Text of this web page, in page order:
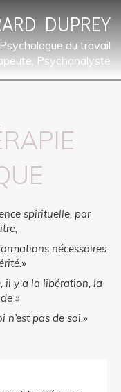
DUPREY
Psychologue du travail
Psychanalyste
spirituelle, par
nécessaires
il y a la libération, la
»
n’est pas de soi.»